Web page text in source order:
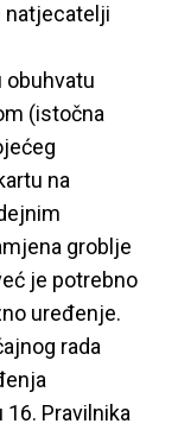
natjecatelji
obuhvatu
(istočna
na
groblje
je potrebno
uređenje.
rada
Pravilnika